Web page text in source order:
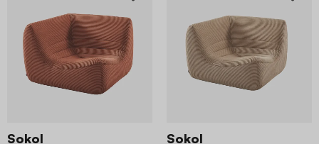
Sokol Sokol